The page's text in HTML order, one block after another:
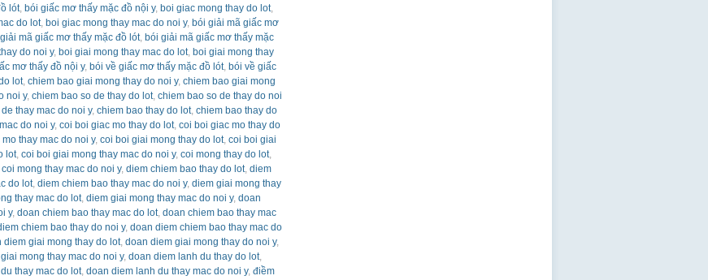
lót, bói giấc mơ thấy mặc đồ nội y, boi giac mong thay do lot,
do lot, boi giac mong thay mac do noi y, bói giải mã giấc mơ
mã giấc mơ thấy mặc đồ lót, bói giải mã giấc mơ thấy mặc
do noi y, boi giai mong thay mac do lot, boi giai mong thay
mơ thấy đồ nội y, bói về giấc mơ thấy mặc đồ lót, bói về giấc
lot, chiem bao giai mong thay do noi y, chiem bao giai mong
noi y, chiem bao so de thay do lot, chiem bao so de thay do noi
thay mac do noi y, chiem bao thay do lot, chiem bao thay do
do noi y, coi boi giac mo thay do lot, coi boi giac mo thay do
thay mac do noi y, coi boi giai mong thay do lot, coi boi giai
lot, coi boi giai mong thay mac do noi y, coi mong thay do lot,
coi mong thay mac do noi y, diem chiem bao thay do lot, diem
do lot, diem chiem bao thay mac do noi y, diem giai mong thay
thay mac do lot, diem giai mong thay mac do noi y, doan
y, doan chiem bao thay mac do lot, doan chiem bao thay mac
chiem bao thay do noi y, doan diem chiem bao thay mac do
diem giai mong thay do lot, doan diem giai mong thay do noi y,
mong thay mac do noi y, doan diem lanh du thay do lot,
thay mac do lot, doan diem lanh du thay mac do noi y, điềm